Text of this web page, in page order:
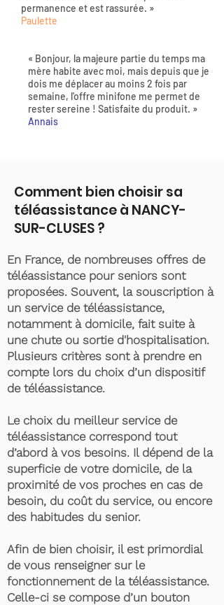
permanence et est rassurée. »
Paulette
« Bonjour, la majeure partie du temps ma
mère habite avec moi, mais depuis que je
dois me déplacer au moins 2 fois par
semaine, l'offre minifone me permet de
rester sereine ! Satisfaite du produit. »
Annais
Comment bien choisir sa
téléassistance à NANCY-
SUR-CLUSES ?
En France, de nombreuses offres de
téléassistance pour seniors sont
proposées. Souvent, la souscription à
un service de téléassistance,
notamment à domicile, fait suite à
une chute ou sortie d'hospitalisation.
Plusieurs critères sont à prendre en
compte lors du choix d’un dispositif
de téléassistance.
Le choix du meilleur service de
téléassistance correspond tout
d’abord à vos besoins. Il dépend de la
superficie de votre domicile, de la
proximité de vos proches en cas de
besoin, du coût du service, ou encore
des habitudes du senior.
Afin de bien choisir, il est primordial
de vous renseigner sur le
fonctionnement de la téléassistance.
Celle-ci se compose d’un bouton